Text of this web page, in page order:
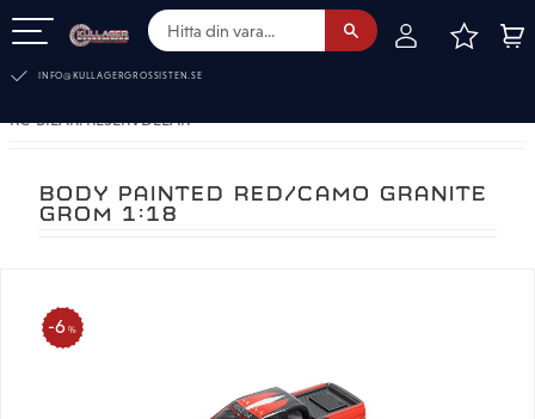
INFO@KULLAGERGROSSISTEN.SE
RC-BILAR. RESERVDELAR
BODY PAINTED RED/CAMO GRANITE
GROM 1:18
6 %